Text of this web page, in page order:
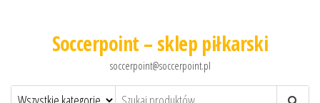
Soccerpoint – sklep piłkarski
soccerpoint@soccerpoint.pl